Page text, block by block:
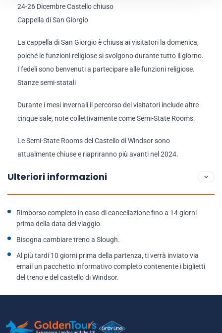
24-26 Dicembre Castello chiuso
Cappella di San Giorgio
La cappella di San Giorgio è chiusa ai visitatori la domenica,
poiché le funzioni religiose si svolgono durante tutto il giorno.
I fedeli sono benvenuti a partecipare alle funzioni religiose.
Stanze semi-statali
Durante i mesi invernali il percorso dei visitatori include altre
cinque sale, note collettivamente come Semi-State Rooms.
Le Semi-State Rooms del Castello di Windsor sono
attualmente chiuse e riapriranno più avanti nel 2024.
Ulteriori informazioni
Rimborso completo in caso di cancellazione fino a 14 giorni
prima della data del viaggio.
Bisogna cambiare treno a Slough.
Al più tardi 10 giorni prima della partenza, ti verrà inviato via
email un pacchetto informativo completo contenente i biglietti
del treno e del castello di Windsor.